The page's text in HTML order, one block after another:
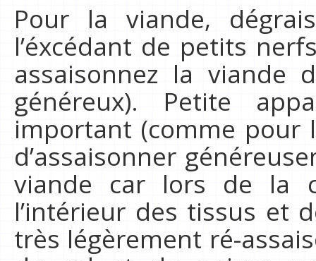
Pour la viande,
l’éxcédant de petits
assaisonnez la viande
généreux). Petite
important (comme pour
d’assaisonner
viande car lors de la
l’intérieur des tissus et
très légèrement ré-